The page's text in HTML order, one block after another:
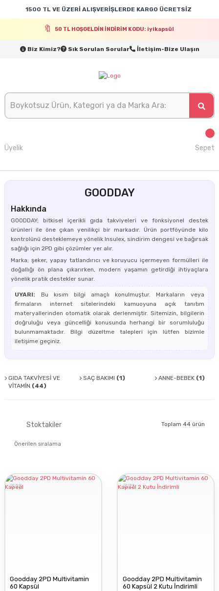
1500 TL VE ÜZERİ ALIŞVERİŞLERDE KARGO ÜCRETSİZ
50 TL HOŞGELDİN İNDİRİM KODU: iyikapsül
Biz Kimiz? Sık Sorulan Sorular İletişim-Bize Ulaşın
Üyelik Sepet
GOODDAY
Hakkında
GOODDAY; bitkisel içerikli gıda takviyeleri ve fonksiyonel destek
ürünleri ile öne çıkan yenilikçi bir markadır. Ürün portföyünde kilo
kontrolünü desteklemeye yönelik Insulex, sindirim dengesi ve bağırsak
sağlığı için 2PD gibi çözümler yer alır.
Marka; şeker, yapay tatlandırıcı ve koruyucu içermeyen formülleri ile
doğallığı ön plana çıkarırken, modern yaşamın getirdiği ihtiyaçlara
yönelik pratik destekler sunar.
UYARI:
Bu kısım bilgi amaçlı konulmuştur. Markaların veya
firmaların internet sitelerindeki kamuoyuna açık tanıtım
materyallerinden otomatik olarak derlenmiştir. Sitemizin, bilgilerin
doğruluğu veya güncelliği konusunda herhangi bir sorumluluğu
bulunmamaktadır. Bilgi düzeltme talepleri için lütfen bizimle
iletişime geçiniz.
GIDA TAKVİYESİ VE
VİTAMİN (44)
SAÇ BAKIMI (1) ANNE-BEBEK (1)
Stoktakiler Toplam 44 ürün
%38
Goodday 2PD Multivitamin
60 Kapsül
%32
Goodday 2PD Multivitamin
60 Kapsül 2 Kutu İndirimli